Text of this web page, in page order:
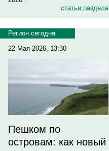
статьи раздела
Регион сегодня
22 Мая 2026, 13:30
Пешком по
островам: как новый